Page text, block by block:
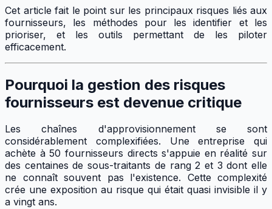
Cet article fait le point sur les principaux risques liés aux
fournisseurs, les méthodes pour les identifier et les
prioriser, et les outils permettant de les piloter
efficacement.
Pourquoi la gestion des risques
fournisseurs est devenue critique
Les chaînes d'approvisionnement se sont
considérablement complexifiées. Une entreprise qui
achète à 50 fournisseurs directs s'appuie en réalité sur
des centaines de sous-traitants de rang 2 et 3 dont elle
ne connaît souvent pas l'existence. Cette complexité
crée une exposition au risque qui était quasi invisible il y
a vingt ans.